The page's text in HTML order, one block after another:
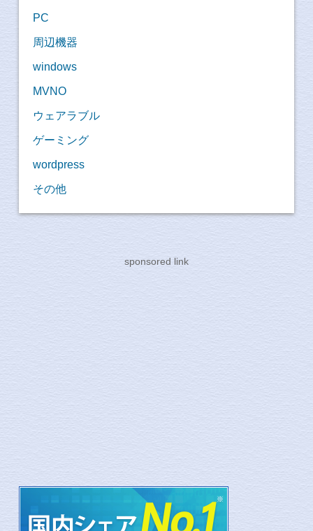
PC
周辺機器
windows
MVNO
ウェアラブル
ゲーミング
wordpress
その他
sponsored link